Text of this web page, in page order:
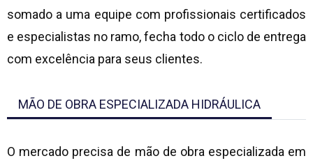
somado a uma equipe com profissionais certificados
e especialistas no ramo, fecha todo o ciclo de entrega
com excelência para seus clientes.
MÃO DE OBRA ESPECIALIZADA HIDRÁULICA
O mercado precisa de mão de obra especializada em